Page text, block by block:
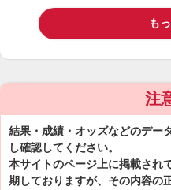
も
注
結果・成績・オッズなどのデー
し確認してください。
本サイトのページ上に掲載され
期しておりますが、その内容の